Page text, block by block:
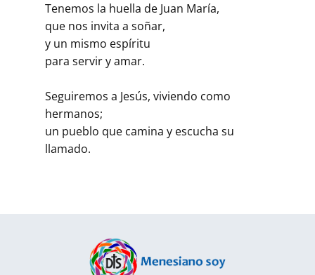
Tenemos la huella de Juan María,
que nos invita a soñar,
y un mismo espíritu
para servir y amar.
Seguiremos a Jesús, viviendo como
hermanos;
un pueblo que camina y escucha su
llamado.